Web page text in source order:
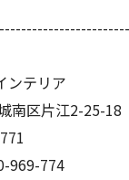
ンテリア
南区片江2-25-18
969-774